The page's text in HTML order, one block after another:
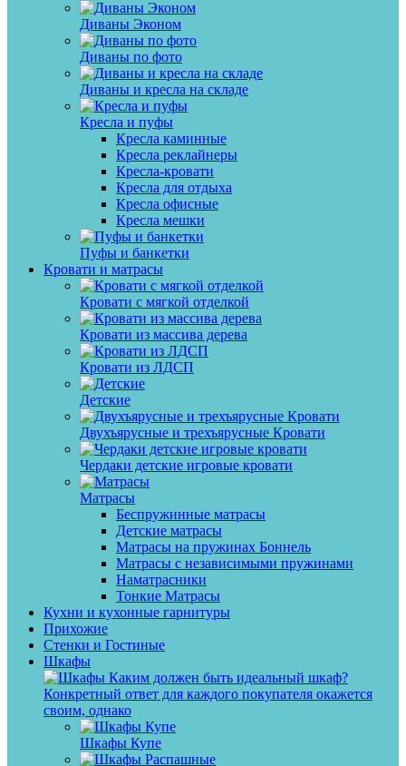
Диваны Эконом
Диваны по фото
Диваны и кресла на складе
Кресла и пуфы
Кресла каминные
Кресла реклайнеры
Кресла-кровати
Кресла для отдыха
Кресла офисные
Кресла мешки
Пуфы и банкетки
Кровати и матрасы
Кровати с мягкой отделкой
Кровати из массива дерева
Кровати из ЛДСП
Детские
Двухъярусные и трехъярусные Кровати
Чердаки детские игровые кровати
Матрасы
Беспружинные матрасы
Детские матрасы
Матрасы на пружинах Боннель
Матрасы с независимыми пружинами
Наматрасники
Тонкие Матрасы
Кухни и кухонные гарнитуры
Прихожие
Стенки и Гостиные
Шкафы
Каким должен быть идеальный шкаф?
Конкретный ответ для каждого покупателя окажется
своим, однако
Шкафы Купе